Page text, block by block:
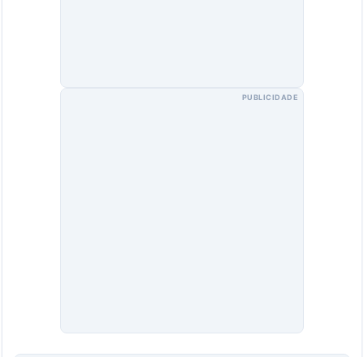
PUBLICIDADE